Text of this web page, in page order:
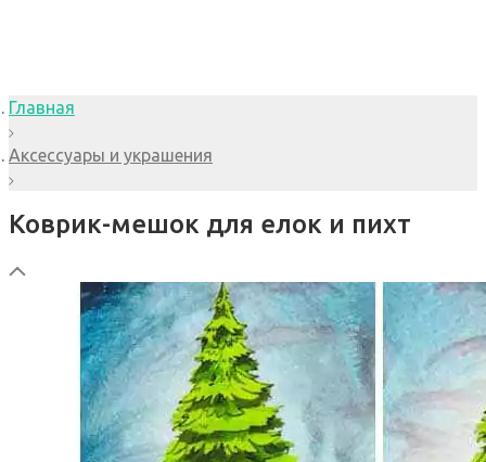
Главная
Аксессуары и украшения
Коврик-мешок для елок и пихт